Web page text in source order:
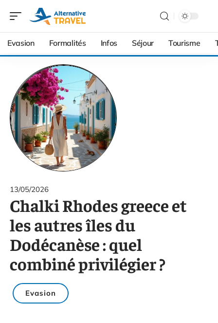
Evasion Formalités Infos Séjour Tourisme
13/05/2026
Chalki Rhodes greece et
les autres îles du
Dodécanèse : quel
combiné privilégier ?
Evasion